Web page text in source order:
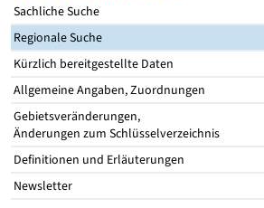
Sachliche Suche
Regionale Suche
Kürzlich bereitgestellte Daten
Allgemeine Angaben, Zuordnungen
Gebietsveränderungen,
Änderungen zum Schlüsselverzeichnis
Definitionen und Erläuterungen
Newsletter